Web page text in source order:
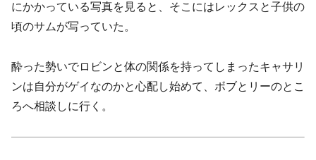
にかかっている写真を見ると、そこにはレックスと子供の
頃のサムが写っていた。
酔った勢いでロビンと体の関係を持ってしまったキャサリ
ンは自分がゲイなのかと心配し始めて、ボブとリーのとこ
ろへ相談しに行く。